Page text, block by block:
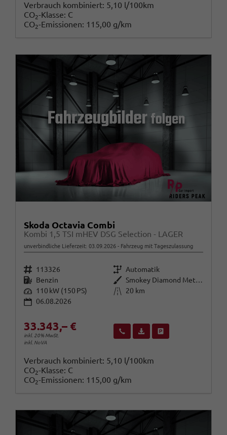
Verbrauch kombiniert: 5,10 l/100km
CO2-Klasse: C
CO2-Emissionen: 115,00 g/km
Skoda Octavia Combi
Kombi 1,5 TSI mHEV DSG Selection - LAGER
unverbindliche Lieferzeit: 03.09.2026 Fahrzeug mit Tageszulassung
Fahrzeugnr. 113326 Getriebe Automatik
Kraftstoff Benzin Außenfarbe
Smokey Diamond Metallic ()
Leistung 110 kW (150 PS) Kilometerstand
20 km
06.08.2026
33.343,– €
inkl. 20% MwSt.
inkl. NoVA
Wir rufen Sie anFahrzeugexposé (PDF)
Verbrauch kombiniert: 5,10 l/100km
CO2-Klasse: C
CO2-Emissionen: 115,00 g/km